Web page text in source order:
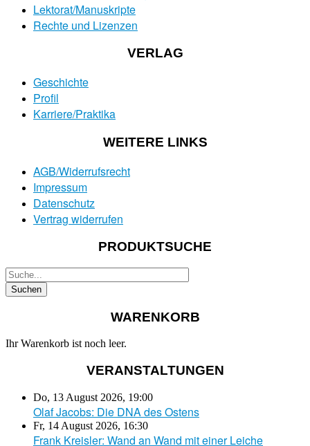
Lektorat/Manuskripte
Rechte und Lizenzen
VERLAG
Geschichte
Profil
Karriere/Praktika
WEITERE LINKS
AGB/Widerrufsrecht
Impressum
Datenschutz
Vertrag widerrufen
PRODUKTSUCHE
WARENKORB
Ihr Warenkorb ist noch leer.
VERANSTALTUNGEN
Do, 13 August 2026, 19:00
Olaf Jacobs: Die DNA des Ostens
Fr, 14 August 2026, 16:30
Frank Kreisler: Wand an Wand mit einer Leiche